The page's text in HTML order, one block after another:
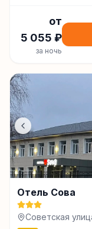
от
5 055 ₽
за ночь
Отель Сова
Советская